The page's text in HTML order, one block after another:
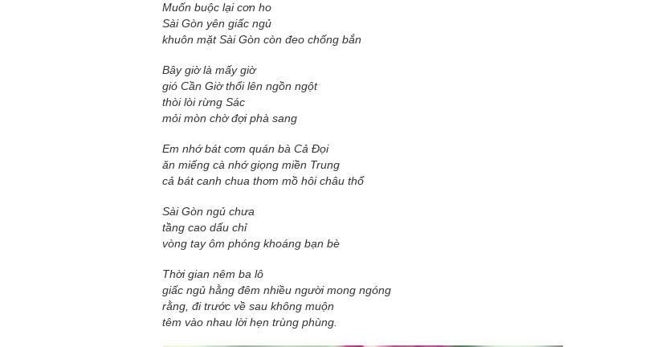
Muốn buộc lại cơn ho
Sài Gòn yên giấc ngủ
khuôn mặt Sài Gòn còn đeo chống bắn
Bây giờ là mấy giờ
gió Cần Giờ thổi lên ngồn ngột
thòi lòi rừng Sác
mỏi mòn chờ đợi phà sang
Em nhớ bát cơm quán bà Cả Đọi
ăn miếng cà nhớ giọng miền Trung
cả bát canh chua thơm mồ hôi châu thổ
Sài Gòn ngủ chưa
tầng cao dấu chỉ
vòng tay ôm phóng khoáng bạn bè
Thời gian nêm ba lô
giấc ngủ hằng đêm nhiều người mong ngóng
rằng, đi trước về sau không muộn
têm vào nhau lời hẹn trùng phùng.